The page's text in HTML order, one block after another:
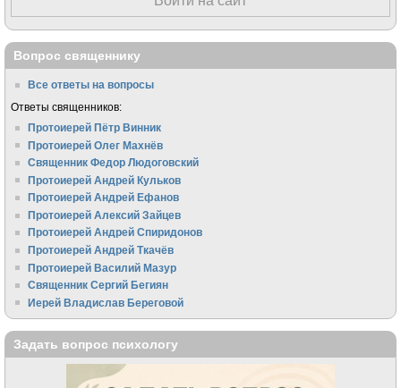
Вопрос священнику
Все ответы на вопросы
Ответы священников:
Протоиерей Пётр Винник
Протоиерей Олег Махнёв
Священник Федор Людоговский
Протоиерей Андрей Кульков
Протоиерей Андрей Ефанов
Протоиерей Алексий Зайцев
Протоиерей Андрей Спиридонов
Протоиерей Андрей Ткачёв
Протоиерей Василий Мазур
Священник Сергий Бегиян
Иерей Владислав Береговой
Задать вопрос психологу